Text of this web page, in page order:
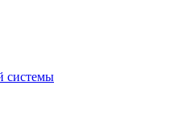
системы